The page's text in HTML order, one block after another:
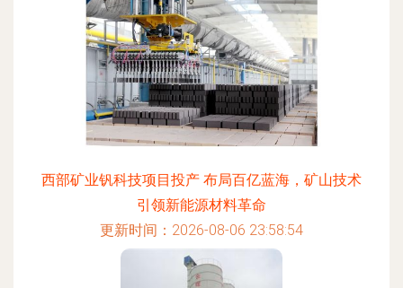
西部矿业钒科技项目投产 布局百亿蓝海，矿山技术
引领新能源材料革命
更新时间：2026-08-06 23:58:54